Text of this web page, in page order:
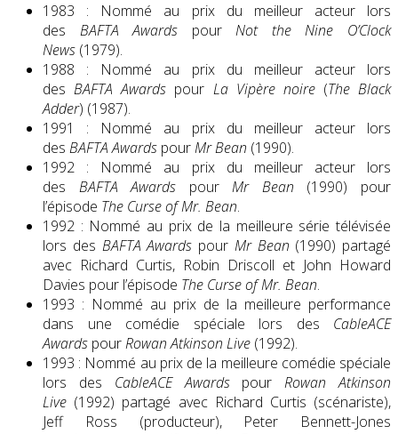
1983 : Nommé au prix du meilleur acteur lors
des BAFTA Awards pourNot the Nine O’Clock
News (1979).
1988 : Nommé au prix du meilleur acteur lors
desBAFTA Awards pour La Vipère noire(The Black
Adder) (1987).
1991 : Nommé au prix du meilleur acteur lors
des BAFTA Awards pourMr Bean (1990).
1992 : Nommé au prix du meilleur acteur lors
des BAFTA Awards pourMr Bean (1990) pour
l’épisode The Curse of Mr. Bean.
1992 : Nommé au prix de la meilleure série télévisée
lors des BAFTA Awards pour Mr Bean (1990) partagé
avec Richard Curtis, Robin Driscoll et John Howard
Davies pour l’épisode The Curse of Mr. Bean.
1993 : Nommé au prix de la meilleure performance
dans une comédie spéciale lors des CableACE
Awards pourRowan Atkinson Live (1992).
1993 : Nommé au prix de la meilleure comédie spéciale
lors des CableACE AwardspourRowan Atkinson
Live (1992) partagé avec Richard Curtis (scénariste),
Jeff Ross (producteur), Peter Bennett-Jones